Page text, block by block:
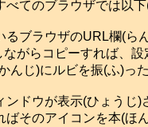
てのブラウザでは以
ブラウザのURL欄(ら
ながらコピーすれば、
んじ)にルビを振(ふ)
ドウが表示(ひょうじ)
ばそのアイコンを本(ほ